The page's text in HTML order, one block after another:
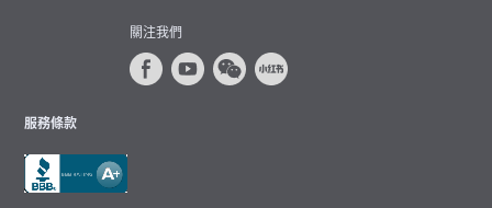
關注我們
服務條款